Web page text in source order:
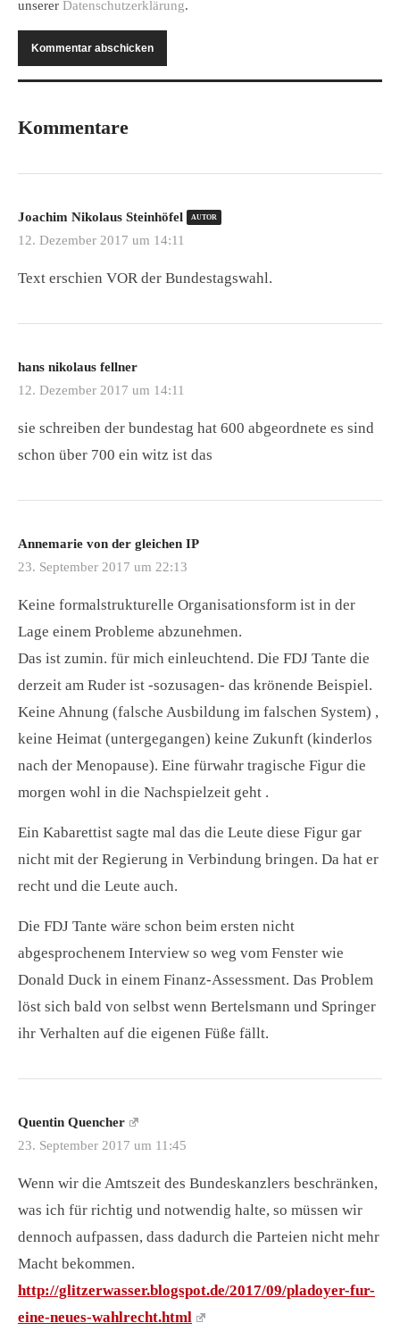
unserer Datenschutzerklärung.
Kommentare
Joachim Nikolaus Steinhöfel AUTOR
12. Dezember 2017 um 14:11
Text erschien VOR der Bundestagswahl.
hans nikolaus fellner
12. Dezember 2017 um 14:11
sie schreiben der bundestag hat 600 abgeordnete es sind
schon über 700 ein witz ist das
Annemarie von der gleichen IP
23. September 2017 um 22:13
Keine formalstrukturelle Organisationsform ist in der
Lage einem Probleme abzunehmen.
Das ist zumin. für mich einleuchtend. Die FDJ Tante die
derzeit am Ruder ist -sozusagen- das krönende Beispiel.
Keine Ahnung (falsche Ausbildung im falschen System) ,
keine Heimat (untergegangen) keine Zukunft (kinderlos
nach der Menopause). Eine fürwahr tragische Figur die
morgen wohl in die Nachspielzeit geht .
Ein Kabarettist sagte mal das die Leute diese Figur gar
nicht mit der Regierung in Verbindung bringen. Da hat er
recht und die Leute auch.
Die FDJ Tante wäre schon beim ersten nicht
abgesprochenem Interview so weg vom Fenster wie
Donald Duck in einem Finanz-Assessment. Das Problem
löst sich bald von selbst wenn Bertelsmann und Springer
ihr Verhalten auf die eigenen Füße fällt.
Quentin Quencher
23. September 2017 um 11:45
Wenn wir die Amtszeit des Bundeskanzlers beschränken,
was ich für richtig und notwendig halte, so müssen wir
dennoch aufpassen, dass dadurch die Parteien nicht mehr
Macht bekommen.
http://glitzerwasser.blogspot.de/2017/09/pladoyer-fur-
eine-neues-wahlrecht.html